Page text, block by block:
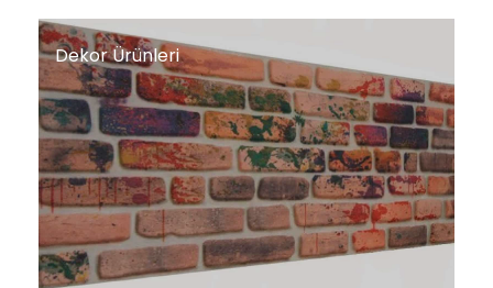
Dekor Ürünleri